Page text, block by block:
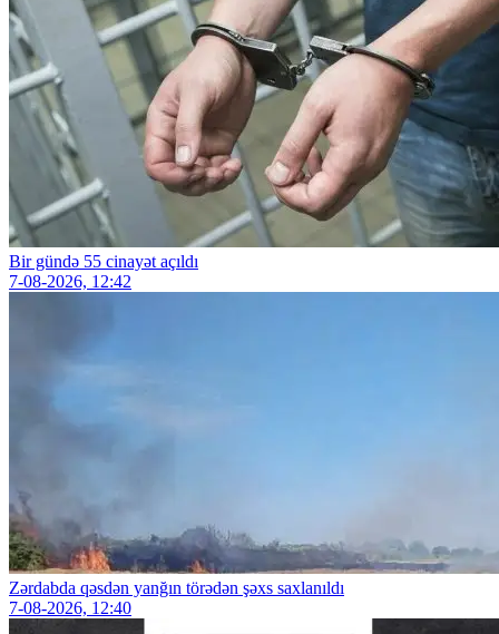
Bir gündə 55 cinayət açıldı
7-08-2026, 12:42
Zərdabda qəsdən yanğın törədən şəxs saxlanıldı
7-08-2026, 12:40